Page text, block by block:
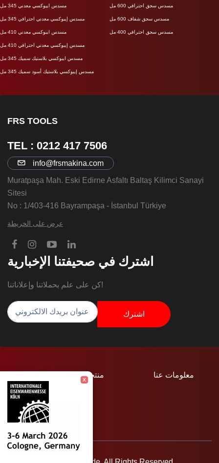
X
مسدس ايبوكسي معدني 345 مل
مسدس إيبوكسي معدني احترافي 345 مل
مسدس ايبوكسي معدني 410 مل
مسدس إيبوكسي معدني احترافي 410 مل
مسدس ايبوكسي بلاستيك سميك 345 مل
مسدس إيبوكسي بلاستيك أسود سميك 345 مل
مسدس سجق احترافي 600 مل
مسدس سجق شفاف 600 مل
مسدس سجق احترافي 400 مل
FRS TOOLS
TEL : 0212 417 7506
info@frsmakina.com
Muratpaşa Mah. Eski Edirne Asfaltı Baltaş Kilimci Sanayi
Sitesi
No : 1/403-416 Bayrampaşa - İstanbul Türkiye
عرض على الخريطة
اشترك في صحيفتنا الإخبارية
كن على علم بحملاتنا وإعلاناتنا!
اشترك
منتجات معلومات عنا
تواصل